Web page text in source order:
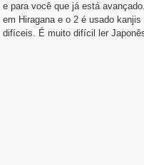
e para você que já está
em Hiragana e o 2 é usado kanjis
difíceis. É muito difícil ler